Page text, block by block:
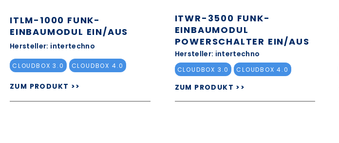
ITLM-1000 FUNK-
EINBAUMODUL EIN/AUS
Hersteller: intertechno
CLOUDBOX 3.0 CLOUDBOX 4.0
ZUM PRODUKT >>
ITWR-3500 FUNK-
EINBAUMODUL
POWERSCHALTER EIN/AUS
Hersteller: intertechno
CLOUDBOX 3.0 CLOUDBOX 4.0
ZUM PRODUKT >>